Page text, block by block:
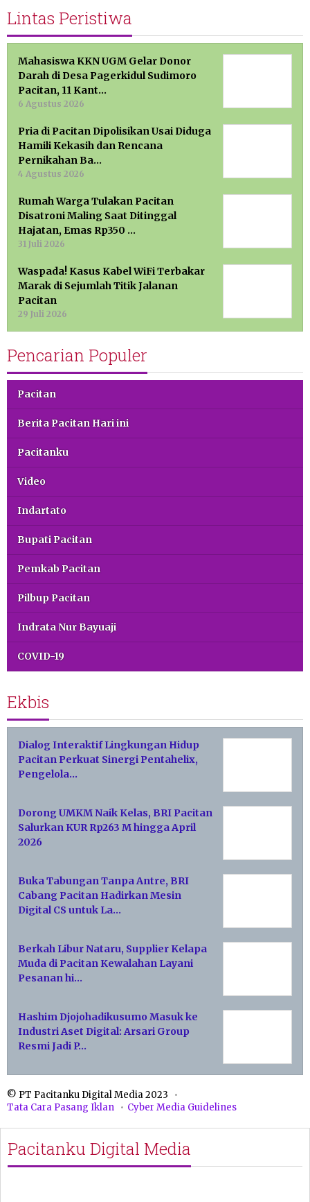
Lintas Peristiwa
Mahasiswa KKN UGM Gelar Donor
Darah di Desa Pagerkidul Sudimoro
Pacitan, 11 Kant…
6 Agustus 2026
Pria di Pacitan Dipolisikan Usai Diduga
Hamili Kekasih dan Rencana
Pernikahan Ba…
4 Agustus 2026
Rumah Warga Tulakan Pacitan
Disatroni Maling Saat Ditinggal
Hajatan, Emas Rp350 …
31 Juli 2026
Waspada! Kasus Kabel WiFi Terbakar
Marak di Sejumlah Titik Jalanan
Pacitan
29 Juli 2026
Pencarian Populer
Pacitan
Berita Pacitan Hari ini
Pacitanku
Video
Indartato
Bupati Pacitan
Pemkab Pacitan
Pilbup Pacitan
Indrata Nur Bayuaji
COVID-19
Ekbis
Dialog Interaktif Lingkungan Hidup
Pacitan Perkuat Sinergi Pentahelix,
Pengelola…
Dorong UMKM Naik Kelas, BRI Pacitan
Salurkan KUR Rp263 M hingga April
2026
Buka Tabungan Tanpa Antre, BRI
Cabang Pacitan Hadirkan Mesin
Digital CS untuk La…
Berkah Libur Nataru, Supplier Kelapa
Muda di Pacitan Kewalahan Layani
Pesanan hi…
Hashim Djojohadikusumo Masuk ke
Industri Aset Digital: Arsari Group
Resmi Jadi P…
© PT Pacitanku Digital Media 2023
Tata Cara Pasang Iklan
Cyber Media Guidelines
Pacitanku Digital Media